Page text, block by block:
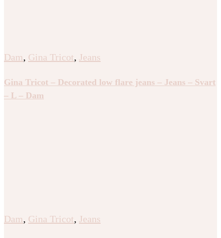
Dam, Gina Tricot, Jeans
Gina Tricot – Decorated low flare jeans – Jeans – Svart
– L – Dam
Dam, Gina Tricot, Jeans